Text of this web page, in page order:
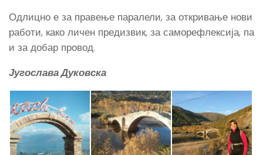
Одлицно е за правење паралели, за откривање нови
работи, како личен предизвик, за саморефлексија, па
и за добар провод.
Југослава Дуковска